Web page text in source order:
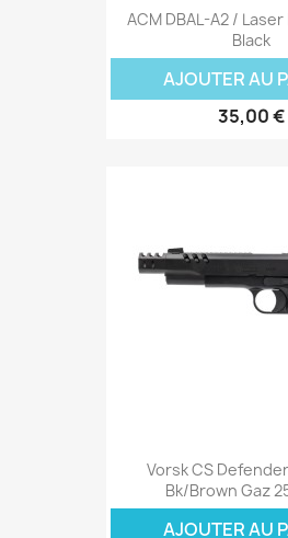
 Aperçu
ACM DBAL-A2 /
Black
AJOUTER AU
35,00 €
Aperçu
Vorsk CS
Bk/Brown Gaz
AJOUTER AU